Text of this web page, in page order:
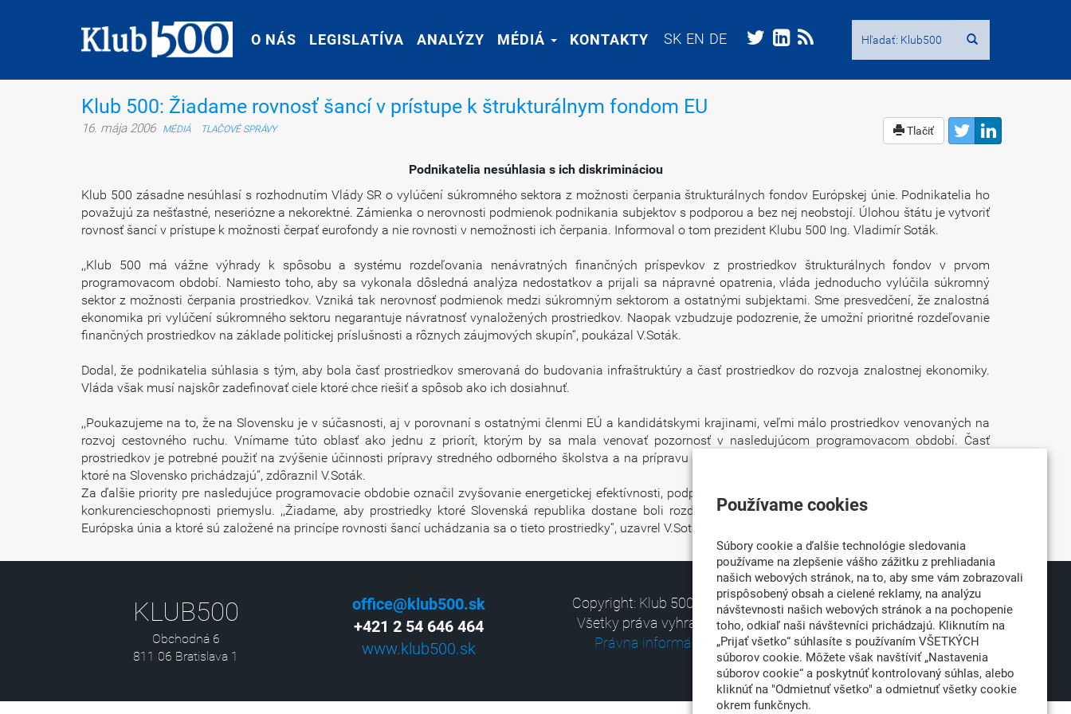
O NÁS LEGISLATÍVA ANALÝZY MÉDIÁ KONTAKTY SK EN DE
O NÁS LEGISLATÍVA ANALÝZY MÉDIÁ KONTAKTY SK EN DE
Klub 500: Žiadame rovnosť šancí v prístupe k štrukturálnym fondom EU
16. mája 2006 MÉDIÁ TLAČOVÉ SPRÁVY Tlačiť
Podnikatelia nesúhlasia s ich diskrimináciou
Klub 500 zásadne nesúhlasí s rozhodnutím Vlády SR o vylúčení súkromného sektora z možnosti čerpania štrukturálnych fondov Európskej únie. Podnikatelia ho
považujú za nešťastné, neseriózne a nekorektné. Zámienka o nerovnosti podmienok podnikania subjektov s podporou a bez nej neobstojí. Úlohou štátu je vytvoriť
rovnosť šancí v prístupe k možnosti čerpať eurofondy a nie rovnosti v nemožnosti ich čerpania. Informoval o tom prezident Klubu 500 Ing. Vladimír Soták.
,,Klub 500 má vážne výhrady k spôsobu a systému rozdeľovania nenávratných finančných príspevkov z prostriedkov štrukturálnych fondov v prvom
programovacom období. Namiesto toho, aby sa vykonala dôsledná analýza nedostatkov a prijali sa nápravné opatrenia, vláda jednoducho vylúčila súkromný
sektor z možnosti čerpania prostriedkov. Vzniká tak nerovnosť podmienok medzi súkromným sektorom a ostatnými subjektami. Sme presvedčení, že znalostná
ekonomika pri vylúčení súkromného sektoru negarantuje návratnosť vynaložených prostriedkov. Naopak vzbudzuje podozrenie, že umožní prioritné rozdeľovanie
finančných prostriedkov na základe politickej príslušnosti a rôznych záujmových skupín“, poukázal V.Soták.
Dodal, že podnikatelia súhlasia s tým, aby bola časť prostriedkov smerovaná do budovania infraštruktúry a časť prostriedkov do rozvoja znalostnej ekonomiky.
Vláda však musí najskôr zadefinovať ciele ktoré chce riešiť a spôsob ako ich dosiahnuť.
,,Poukazujeme na to, že na Slovensku je v súčasnosti, aj v porovnaní s ostatnými členmi EÚ a kandidátskymi krajinami, veľmi málo prostriedkov venovaných na
rozvoj cestovného ruchu. Vnímame túto oblasť ako jednu z priorít, ktorým by sa mala venovať pozornosť v nasledujúcom programovacom období. Časť
prostriedkov je potrebné použiť na zvýšenie účinnosti prípravy stredného odborného školstva a na prípravu a rekvalifikáciu nezamestnaných pre nové investície,
ktoré na Slovensko prichádzajú“, zdôraznil V.Soták.
Za ďalšie priority pre nasledujúce programovacie obdobie označil zvyšovanie energetickej efektívnosti, podporu energeticky obnoviteľných zdrojov a zvyšovanie
konkurencieschopnosti priemyslu. ,,Žiadame, aby prostriedky ktoré Slovenská republika dostane boli rozdelené v súlade so zásadami, ktoré má spracované
Európska únia a ktoré sú založené na princípe rovnosti šancí uchádzania sa o tieto prostriedky“, uzavrel V.Soták
KLUB500
Obchodná 6
811 06 Bratislava 1
office@klub500.sk
+421 2 54 646 464
www.klub500.sk
Copyright: Klub 500, 2026
Všetky práva vyhradené
Právna informácia
Partner:
Používame cookies
Súbory cookie a ďalšie technológie sledovania
používame na zlepšenie vášho zážitku z prehliadania
našich webových stránok, na to, aby sme vám zobrazovali
prispôsobený obsah a cielené reklamy, na analýzu
návštevnosti našich webových stránok a na pochopenie
toho, odkiaľ naši návštevníci prichádzajú. Kliknutím na
„Prijať všetko“ súhlasíte s používaním VŠETKÝCH
súborov cookie. Môžete však navštíviť „Nastavenia
súborov cookie“ a poskytnúť kontrolovaný súhlas, alebo
kliknúť na "Odmietnuť všetko" a odmietnuť všetky cookie
okrem funkčnych.